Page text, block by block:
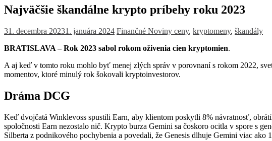
Najväčšie škandálne krypto príbehy roku 2023
31. decembra 20231. januára 2024 Finančné Noviny ceny, kryptomeny, škandály
BRATISLAVA – Rok 2023 sabol rokom oživenia cien kryptomien.
A aj keď v tomto roku mohlo byť menej zlých správ v porovnaní s rokom 2022,
momentov, ktoré minulý rok šokovali kryptoinvestorov.
Dráma DCG
Keď dvojčatá Winklevoss spustili Earn, aby klientom poskytli 8% návratnosť,
spoločnosti Earn nezostalo nič. Krypto burza Gemini sa čoskoro ocitla v spore s
Silberta z podnikového pochybenia a povedali, že Genesis dlhuje Gemini viac